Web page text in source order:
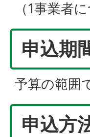
（1事業者
申込期
予算の範囲
申込方